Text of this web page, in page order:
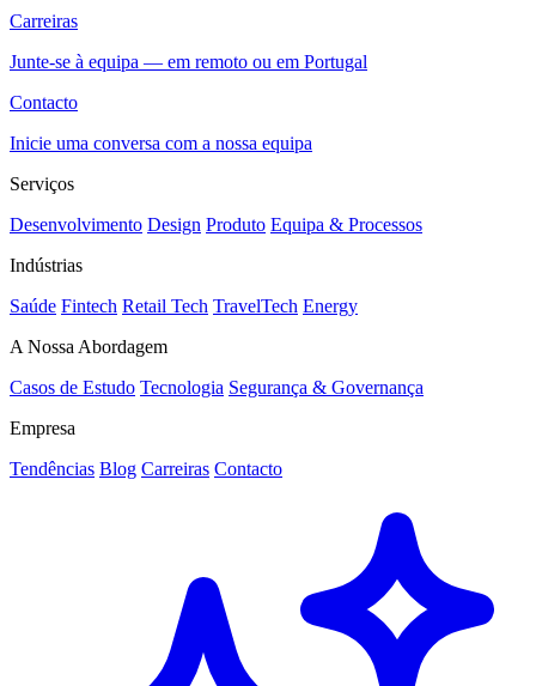
Carreiras
Junte-se à equipa — em remoto ou em Portugal
Contacto
Inicie uma conversa com a nossa equipa
Serviços
Desenvolvimento Design Produto Equipa & Processos
Indústrias
Saúde Fintech Retail Tech TravelTech Energy
A Nossa Abordagem
Casos de Estudo Tecnologia Segurança & Governança
Empresa
Tendências Blog Carreiras Contacto